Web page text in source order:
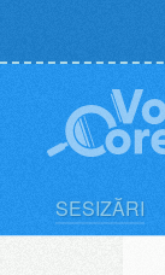
SESIZĂRI